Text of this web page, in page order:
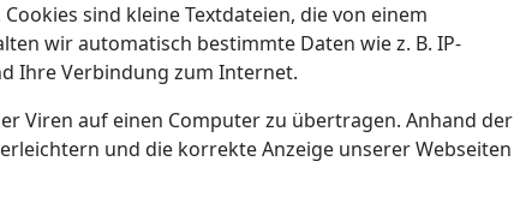
sind kleine Textdateien, die von einem
wir automatisch bestimmte Daten wie z. B. IP-
Ihre Verbindung zum Internet.
Viren auf einen Computer zu übertragen. Anhand der
und die korrekte Anzeige unserer Webseiten